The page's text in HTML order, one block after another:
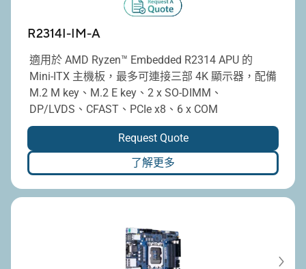
R2314I-IM-A
適用於 AMD Ryzen™ Embedded R2314 APU 的
Mini-ITX 主機板，最多可連接三部 4K 顯示器，配備
M.2 M key、M.2 E key、2 x SO-DIMM、
DP/LVDS、CFAST、PCIe x8、6 x COM
Request Quote
了解更多